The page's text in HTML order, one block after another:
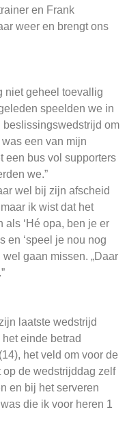
en Frank
weer en brengt ons
niet geheel toevallig
speelden we in
om
een van mijn
een bus vol supporters
we.”
wel bij zijn afscheid
ik wist dat het
als ‘Hé opa, ben je er
en ‘speel je nou nog
gaan missen. „Daar
laatste wedstrijd
einde betrad
het veld om voor de
op de wedstrijddag zelf
en bij het serveren
die ik voor heren 1